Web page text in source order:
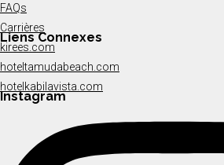
FAQs
Carrières
Liens Connexes
kirees.com
hoteltamudabeach.com
hotelkabilavista.com
Instagram